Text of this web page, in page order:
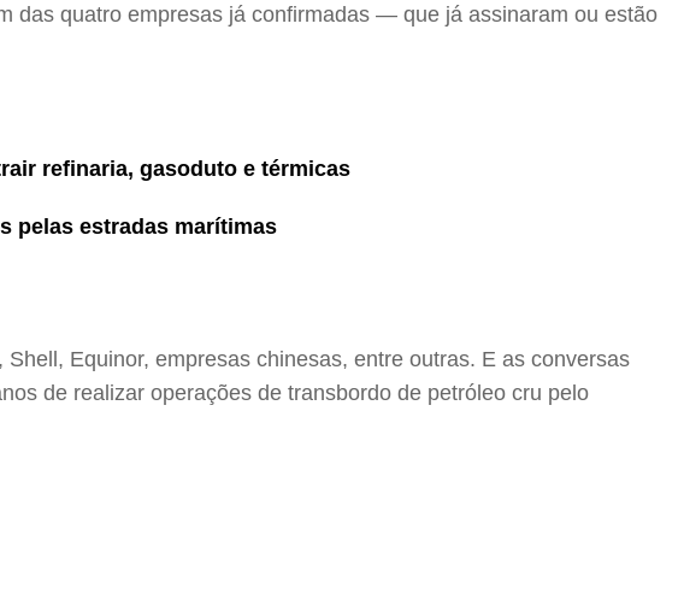
das quatro empresas já confirmadas — que já assinaram ou estão
refinaria, gasoduto e térmicas
pelas estradas marítimas
, Shell, Equinor, empresas chinesas, entre outras. E as conversas
de realizar operações de transbordo de petróleo cru pelo